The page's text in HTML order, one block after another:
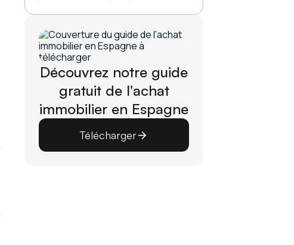
Découvrez notre guide
gratuit de l'achat
immobilier en Espagne
Télécharger